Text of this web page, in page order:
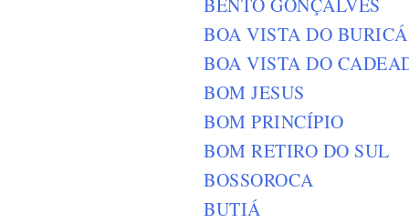
BENTO GONÇALVES
BOA VISTA DO BURICÁ
BOA VISTA DO
BOM JESUS
BOM PRINCÍPIO
BOM RETIRO DO SUL
BOSSOROCA
BUTIÁ